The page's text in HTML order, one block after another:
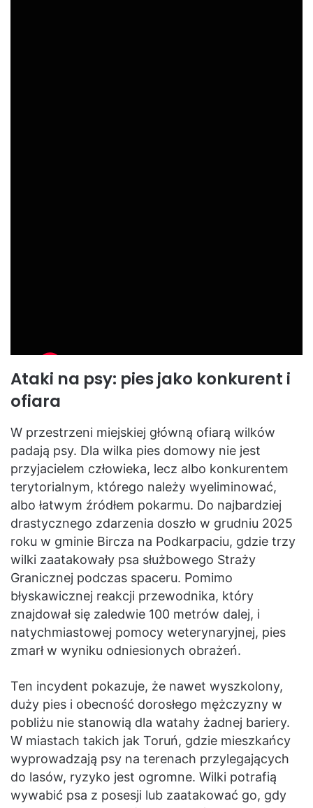
Ataki na psy: pies jako konkurent i
ofiara
W przestrzeni miejskiej główną ofiarą wilków
padają psy. Dla wilka pies domowy nie jest
przyjacielem człowieka, lecz albo konkurentem
terytorialnym, którego należy wyeliminować,
albo łatwym źródłem pokarmu. Do najbardziej
drastycznego zdarzenia doszło w grudniu 2025
roku w gminie Bircza na Podkarpaciu, gdzie trzy
wilki zaatakowały psa służbowego Straży
Granicznej podczas spaceru. Pomimo
błyskawicznej reakcji przewodnika, który
znajdował się zaledwie 100 metrów dalej, i
natychmiastowej pomocy weterynaryjnej, pies
zmarł w wyniku odniesionych obrażeń.
Ten incydent pokazuje, że nawet wyszkolony,
duży pies i obecność dorosłego mężczyzny w
pobliżu nie stanowią dla watahy żadnej bariery.
W miastach takich jak Toruń, gdzie mieszkańcy
wyprowadzają psy na terenach przylegających
do lasów, ryzyko jest ogromne. Wilki potrafią
wywabić psa z posesji lub zaatakować go, gdy